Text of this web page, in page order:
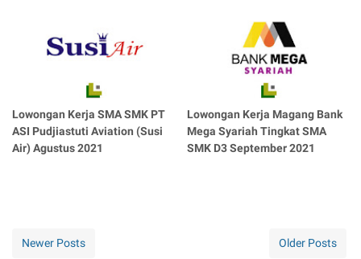
Lowongan Kerja SMA SMK PT
ASI Pudjiastuti Aviation (Susi
Air) Agustus 2021
Lowongan Kerja Magang Bank
Mega Syariah Tingkat SMA
SMK D3 September 2021
Newer Posts Older Posts